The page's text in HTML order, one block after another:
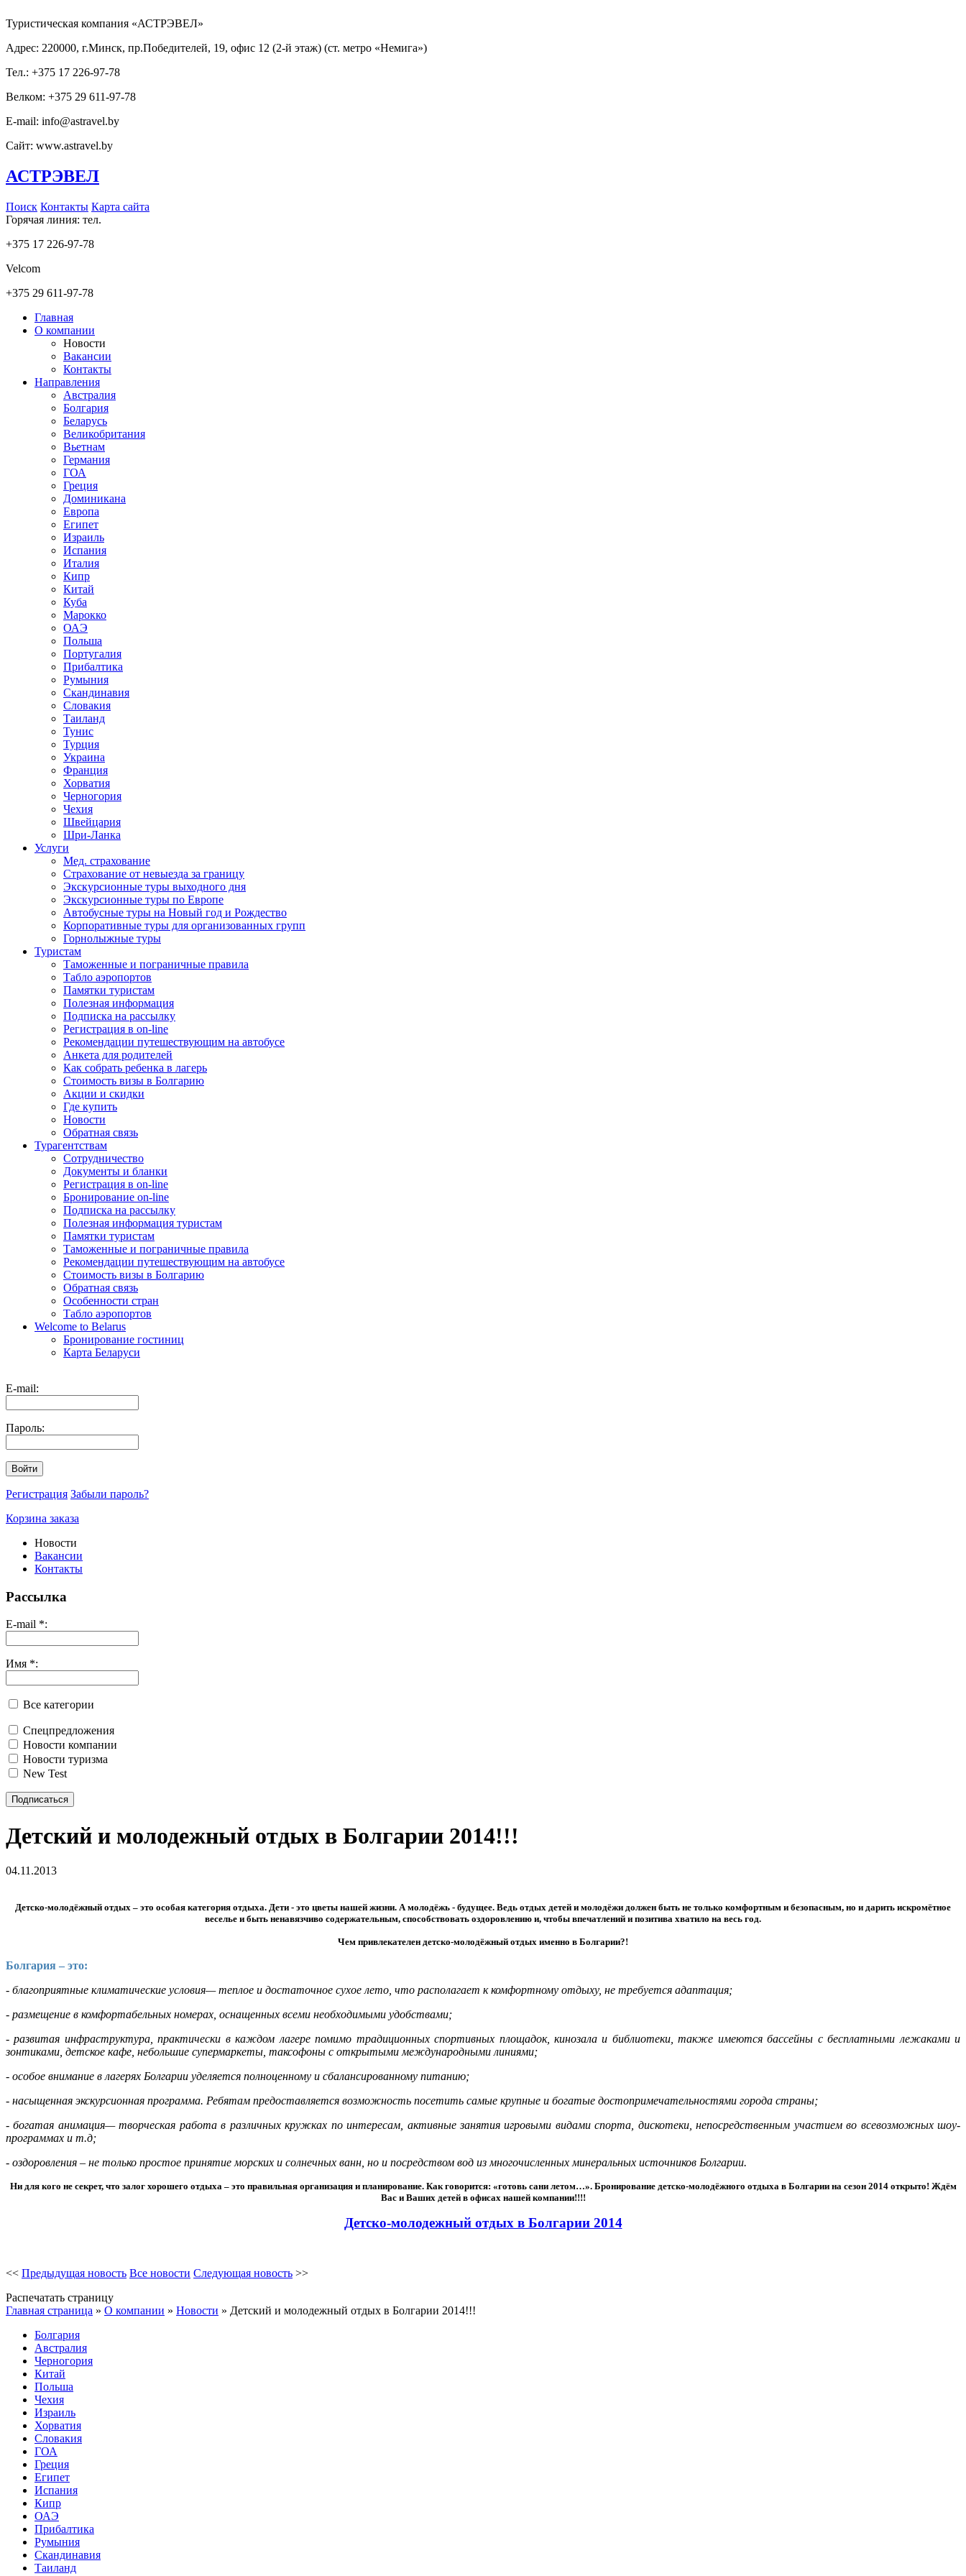
Туристическая компания «АСТРЭВЕЛ»
Адрес: 220000, г.Минск, пр.Победителей, 19, офис 12 (2-й этаж) (ст. метро «Немига»)
Тел.: +375 17 226-97-78
Велком: +375 29 611-97-78
E-mail: info@astravel.by
Сайт: www.astravel.by
АСТРЭВЕЛ
Поиск Контакты Карта сайта
Горячая линия: тел.
+375 17 226-97-78
Velcom
+375 29 611-97-78
Главная
О компании
Новости
Вакансии
Контакты
Направления
Австралия
Болгария
Беларусь
Великобритания
Вьетнам
Германия
ГОА
Греция
Доминикана
Европа
Египет
Израиль
Испания
Италия
Кипр
Китай
Куба
Марокко
ОАЭ
Польша
Португалия
Прибалтика
Румыния
Скандинавия
Словакия
Таиланд
Тунис
Турция
Украина
Франция
Хорватия
Черногория
Чехия
Швейцария
Шри-Ланка
Услуги
Мед. страхование
Страхование от невыезда за границу
Экскурсионные туры выходного дня
Экскурсионные туры по Европе
Автобусные туры на Новый год и Рождество
Корпоративные туры для организованных групп
Горнолыжные туры
Туристам
Таможенные и пограничные правила
Табло аэропортов
Памятки туристам
Полезная информация
Подписка на рассылку
Регистрация в on-line
Рекомендации путешествующим на автобусе
Анкета для родителей
Как собрать ребенка в лагерь
Стоимость визы в Болгарию
Акции и скидки
Где купить
Новости
Обратная связь
Турагентствам
Сотрудничество
Документы и бланки
Регистрация в on-line
Бронирование on-line
Подписка на рассылку
Полезная информация туристам
Памятки туристам
Таможенные и пограничные правила
Рекомендации путешествующим на автобусе
Стоимость визы в Болгарию
Обратная связь
Особенности стран
Табло аэропортов
Welcome to Belarus
Бронирование гостиниц
Карта Беларуси
E-mail:
Пароль:
Войти
Регистрация Забыли пароль?
Корзина заказа
Новости
Вакансии
Контакты
Рассылка
E-mail *:
Имя *:
Все категории
Спецпредложения
Новости компании
Новости туризма
New Test
Подписаться
Детский и молодежный отдых в Болгарии 2014!!!
04.11.2013
Детско-молодёжный отдых – это особая категория отдыха. Дети - это цветы нашей жизни. А молодёжь - будущее. Ведь отдых детей и молодёжи должен быть не только комфортным и безопасным, но и дарить искромётное
веселье и быть ненавязчиво содержательным, способствовать оздоровлению и, чтобы впечатлений и позитива хватило на весь год.
Чем привлекателен детско-молодёжный отдых именно в Болгарии?!
Болгария – это:
- благоприятные климатические условия— теплое и достаточное сухое лето, что располагает к комфортному отдыху, не требуется адаптация;
- размещение в комфортабельных номерах, оснащенных всеми необходимыми удобствами;
- развитая инфраструктура, практически в каждом лагере помимо традиционных спортивных площадок, кинозала и библиотеки, также имеются бассейны с бесплатными лежаками и
зонтиками, детское кафе, небольшие супермаркеты, таксофоны с открытыми международными линиями;
- особое внимание в лагерях Болгарии уделяется полноценному и сбалансированному питанию;
- насыщенная экскурсионная программа. Ребятам предоставляется возможность посетить самые крупные и богатые достопримечательностями города страны;
- богатая анимация— творческая работа в различных кружках по интересам, активные занятия игровыми видами спорта, дискотеки, непосредственным участием во всевозможных шоу-
программах и т.д;
- оздоровления – не только простое принятие морских и солнечных ванн, но и посредством вод из многочисленных минеральных источников Болгарии.
Ни для кого не секрет, что залог хорошего отдыха – это правильная организация и планирование. Как говорится: «готовь сани летом…». Бронирование детско-молодёжного отдыха в Болгарии на сезон 2014 открыто! Ждём
Вас и Ваших детей в офисах нашей компании!!!!
Детско-молодежный отдых в Болгарии 2014
<< Предыдущая новость Все новости Следующая новость >>
Распечатать страницу
Главная страница » О компании » Новости » Детский и молодежный отдых в Болгарии 2014!!!
Болгария
Австралия
Черногория
Китай
Польша
Чехия
Израиль
Хорватия
Словакия
ГОА
Греция
Египет
Испания
Кипр
ОАЭ
Прибалтика
Румыния
Скандинавия
Таиланд